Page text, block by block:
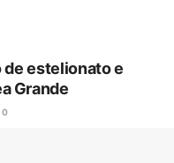
estelionato e
Grande
0